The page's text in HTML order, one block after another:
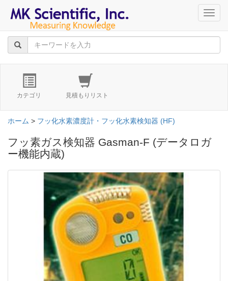
カテゴリ 見積もりリスト
ホーム > フッ化水素濃度計・フッ化水素検知器 (HF)
フッ素ガス検知器 Gasman-F (データロガ
ー機能内蔵)